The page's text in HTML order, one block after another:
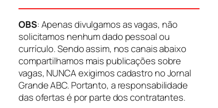
OBS: Apenas divulgamos as vagas, não
solicitamos nenhum dado pessoal ou
currículo. Sendo assim, nos canais abaixo
compartilhamos mais publicações sobre
vagas, NUNCA exigimos cadastro no Jornal
Grande ABC. Portanto, a responsabilidade
das ofertas é por parte dos contratantes.